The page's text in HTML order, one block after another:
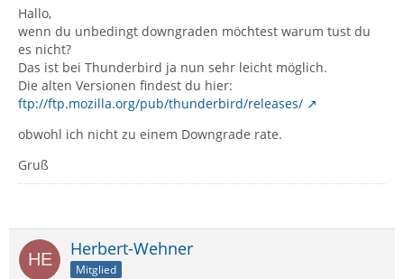
Hallo,
wenn du unbedingt downgraden möchtest warum tust du
es nicht?
Das ist bei Thunderbird ja nun sehr leicht möglich.
Die alten Versionen findest du hier:
ftp://ftp.mozilla.org/pub/thunderbird/releases/
obwohl ich nicht zu einem Downgrade rate.
Gruß
Herbert-Wehner
Mitglied